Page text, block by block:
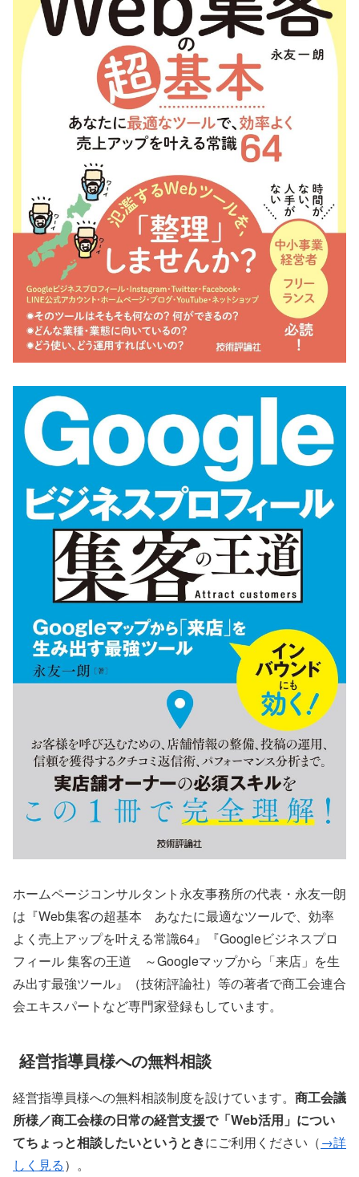
ホームページコンサルタント永友事務所の代表・永友一朗
は『Web集客の超基本 あなたに最適なツールで、効率
よく売上アップを叶える常識64』『Googleビジネスプロ
フィール 集客の王道 ～Googleマップから「来店」を生
み出す最強ツール』（技術評論社）等の著者で商工会連合
会エキスパートなど専門家登録もしています。
経営指導員様への無料相談
経営指導員様への無料相談制度を設けています。 商工会議
所様／商工会様の日常の経営支援で「Web活用」につい
てちょっと相談したいというときにご利用ください（→詳
しく見る）。